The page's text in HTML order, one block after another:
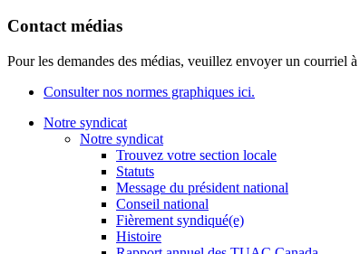
Contact médias
Pour les demandes des médias, veuillez envoyer un courriel à
Consulter nos normes graphiques ici.
Notre syndicat
Notre syndicat
Trouvez votre section locale
Statuts
Message du président national
Conseil national
Fièrement syndiqué(e)
Histoire